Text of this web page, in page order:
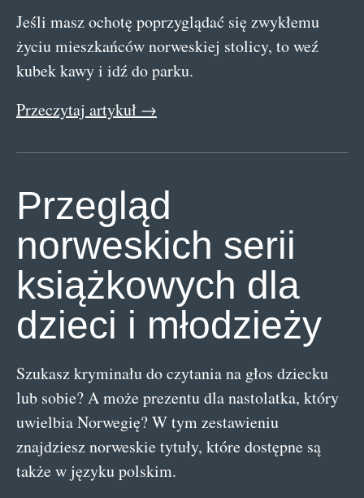
Jeśli masz ochotę poprzyglądać się zwykłemu
życiu mieszkańców norweskiej stolicy, to weź
kubek kawy i idź do parku.
Przeczytaj artykuł →
Przegląd
norweskich serii
książkowych dla
dzieci i młodzieży
Szukasz kryminału do czytania na głos dziecku
lub sobie? A może prezentu dla nastolatka, który
uwielbia Norwegię? W tym zestawieniu
znajdziesz norweskie tytuły, które dostępne są
także w języku polskim.